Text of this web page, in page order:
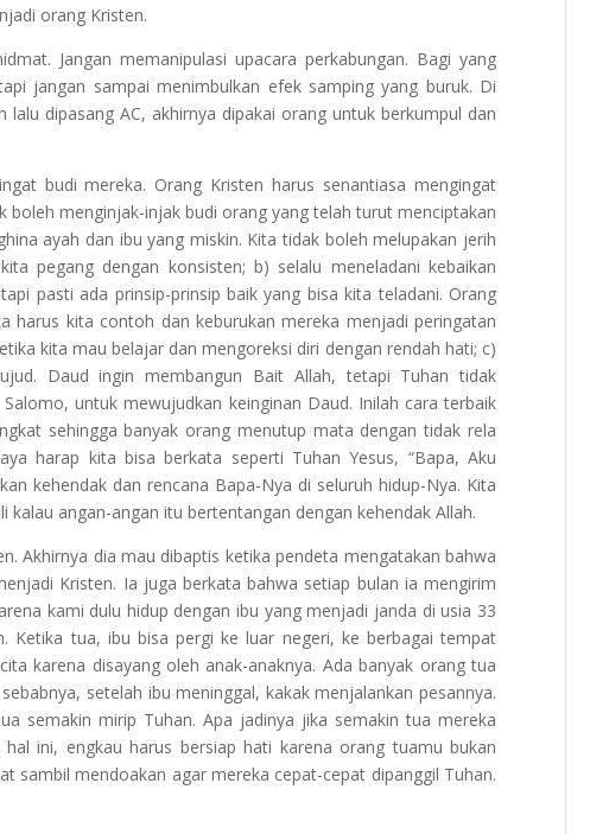
orang Kristen.
Jangan memanipulasi upacara perkabungan. Bagi yang
jangan sampai menimbulkan efek samping yang buruk. Di
dipasang AC, akhirnya dipakai orang untuk berkumpul dan
budi mereka. Orang Kristen harus senantiasa mengingat
menginjak-injak budi orang yang telah turut menciptakan
ayah dan ibu yang miskin. Kita tidak boleh melupakan jerih
pegang dengan konsisten; b) selalu meneladani kebaikan
pasti ada prinsip-prinsip baik yang bisa kita teladani. Orang
harus kita contoh dan keburukan mereka menjadi peringatan
kita mau belajar dan mengoreksi diri dengan rendah hati; c)
Daud ingin membangun Bait Allah, tetapi Tuhan tidak
untuk mewujudkan keinginan Daud. Inilah cara terbaik
sehingga banyak orang menutup mata dengan tidak rela
harap kita bisa berkata seperti Tuhan Yesus, “Bapa, Aku
kehendak dan rencana Bapa-Nya di seluruh hidup-Nya. Kita
angan-angan itu bertentangan dengan kehendak Allah.
Akhirnya dia mau dibaptis ketika pendeta mengatakan bahwa
Kristen. Ia juga berkata bahwa setiap bulan ia mengirim
kami dulu hidup dengan ibu yang menjadi janda di usia 33
Ketika tua, ibu bisa pergi ke luar negeri, ke berbagai tempat
karena disayang oleh anak-anaknya. Ada banyak orang tua
setelah ibu meninggal, kakak menjalankan pesannya.
semakin mirip Tuhan. Apa jadinya jika semakin tua mereka
ini, engkau harus bersiap hati karena orang tuamu bukan
sambil mendoakan agar mereka cepat-cepat dipanggil Tuhan.